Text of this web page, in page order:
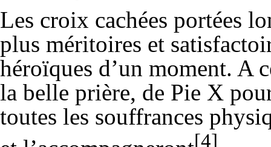
Les croix cachées portées
plus méritoires et
héroïques d’un moment. A
la belle prière, de Pie X
toutes les souffrances
[4]